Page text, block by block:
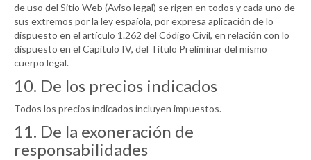
de uso del Sitio Web (Aviso legal) se rigen en todos y cada uno de
sus extremos por la ley espaíola, por expresa aplicación de lo
dispuesto en el artículo 1.262 del Código Civil, en relación con lo
dispuesto en el Capítulo IV, del Título Preliminar del mismo
cuerpo legal.
10. De los precios indicados
Todos los precios indicados incluyen impuestos.
11. De la exoneración de
responsabilidades